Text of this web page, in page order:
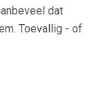
dat
Toevallig - of